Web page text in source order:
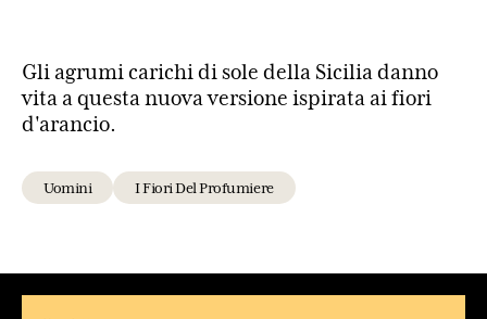
Gli agrumi carichi di sole della Sicilia danno
vita a questa nuova versione ispirata ai fiori
d'arancio.
Uomini I Fiori Del Profumiere